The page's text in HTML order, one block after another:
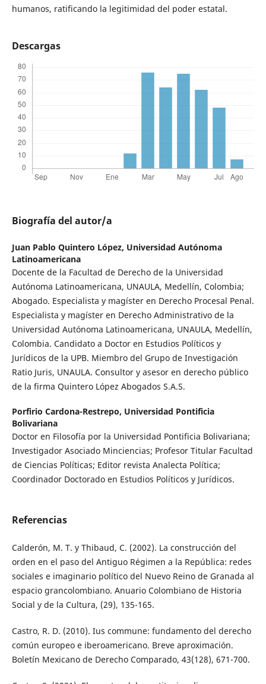
humanos, ratificando la legitimidad del poder estatal.
Descargas
Biografía del autor/a
Juan Pablo Quintero López, Universidad Autónoma
Latinoamericana
Docente de la Facultad de Derecho de la Universidad
Autónoma Latinoamericana, UNAULA, Medellín, Colombia;
Abogado. Especialista y magíster en Derecho Procesal Penal.
Especialista y magíster en Derecho Administrativo de la
Universidad Autónoma Latinoamericana, UNAULA, Medellín,
Colombia. Candidato a Doctor en Estudios Políticos y
Jurídicos de la UPB. Miembro del Grupo de Investigación
Ratio Juris, UNAULA. Consultor y asesor en derecho público
de la firma Quintero López Abogados S.A.S.
Porfirio Cardona-Restrepo, Universidad Pontificia
Bolivariana
Doctor en Filosofía por la Universidad Pontificia Bolivariana;
Investigador Asociado Minciencias; Profesor Titular Facultad
de Ciencias Políticas; Editor revista Analecta Política;
Coordinador Doctorado en Estudios Políticos y Jurídicos.
Referencias
Calderón, M. T. y Thibaud, C. (2002). La construcción del
orden en el paso del Antiguo Régimen a la República: redes
sociales e imaginario político del Nuevo Reino de Granada al
espacio grancolombiano. Anuario Colombiano de Historia
Social y de la Cultura, (29), 135-165.
Castro, R. D. (2010). Ius commune: fundamento del derecho
común europeo e iberoamericano. Breve aproximación.
Boletín Mexicano de Derecho Comparado, 43(128), 671-700.